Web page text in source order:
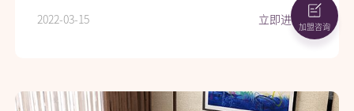
2022-03-15 立即进入 >
加盟咨询